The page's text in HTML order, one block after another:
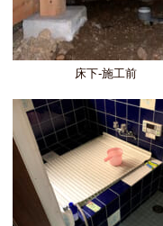
床下-施工前